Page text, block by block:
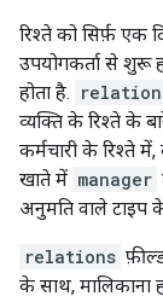
रिश्ते को सिर्फ़ एक
उपयोगकर्ता से शुरू
होता है.
व्यक्ति के रिश्ते के
कर्मचारी के रिश्ते
खाते में manager
अनुमति वाले टाइप
relations
के साथ, मालिकाना